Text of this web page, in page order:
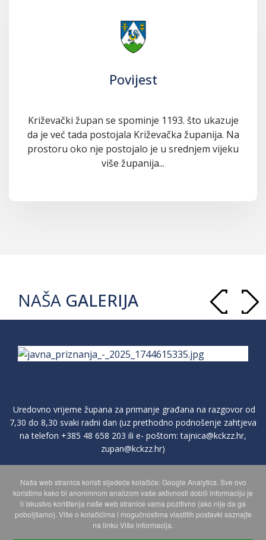
Povijest
Križevački župan se spominje 1193. što ukazuje
da je već tada postojala Križevačka županija. Na
prostoru oko nje postojalo je u srednjem vijeku
više županija...
NAŠA GALERIJA
Uredovno vrijeme župana za primanje građana na razgovor od
7,30 do 8,30 svaki radni dan (uz prethodno podnošenje zahtjeva
na telefon +385 48 658 203 ili e- poštom:tajnica@kckzz.hr,
zupan@kckzz.hr)
POLITIKA ZAŠTITE PRIVATNOSTI OSOBNIH PODATAKA
MAPA WEBA
Naša web stranica koristi sljedeće kolačiće: Google Analytics. Sve ovo
koristimo kako bi anonimnom analizom vaše aktivnosti dobili informaciju je
li iskustvo korištenja naše web stranice vama pozitivno (ako nije da ga
poboljšamo). Više o kolačićima i mogućnostima vlastitih postavki saznajte
na linku Više informacija.